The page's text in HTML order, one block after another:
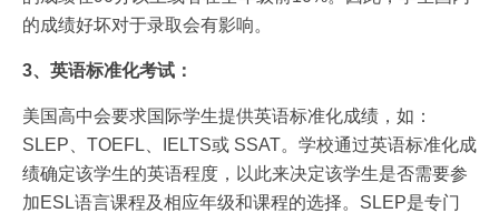
的成绩好坏对于录取会有影响。
3、英语标准化考试：
美国高中会要求国际学生提供英语标准化成绩，如：
SLEP、TOEFL、IELTS或 SSAT。学校通过英语标准化成
绩确定该学生的英语程度，以此来决定该学生是否需要参
加ESL语言课程及相应年级和课程的选择。SLEP是专门